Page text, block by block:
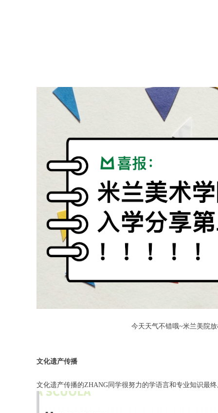
今天天气不错哦~米兰美院
文化遗产传播
文化遗产传播的ZHANG同学很努力的学语言和专业知识最